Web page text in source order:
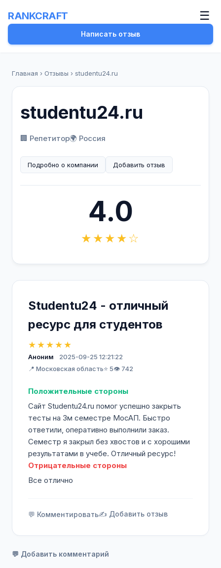
RANKCRAFT ☰
Написать отзыв
Главная › Отзывы › studentu24.ru
studentu24.ru
🏢 Репетитор🌍 Россия
Подробно о компании Добавить отзыв
4.0
★★★★☆
Studentu24 - отличный
ресурс для студентов
★★★★★
Аноним
2025-09-25 12:21:22
📍 Московская область⭐ 5👁️ 742
Положительные стороны
Сайт Studentu24.ru помог успешно закрыть
тесты на 3м семестре МосАП. Быстро
ответили, оперативно выполнили заказ.
Семестр я закрыл без хвостов и с хорошими
результатами в учебе. Отличный ресурс!
Отрицательные стороны
Все отлично
💬 Комментировать✍️ Добавить отзыв
💬 Добавить комментарий